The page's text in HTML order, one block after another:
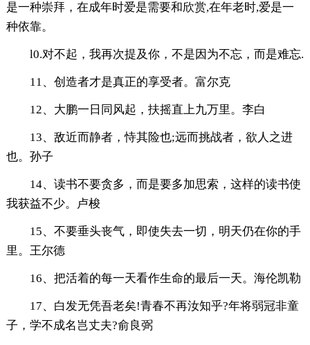
是一种崇拜，在成年时爱是需要和欣赏,在年老时,爱是一
种依靠。
l0.对不起，我再次提及你，不是因为不忘，而是难忘.
11、创造者才是真正的享受者。富尔克
12、大鹏一日同风起，扶摇直上九万里。李白
13、敌近而静者，恃其险也;远而挑战者，欲人之进
也。孙子
14、读书不要贪多，而是要多加思索，这样的读书使
我获益不少。卢梭
15、不要垂头丧气，即使失去一切，明天仍在你的手
里。王尔德
16、把活着的每一天看作生命的最后一天。海伦凯勒
17、白发无凭吾老矣!青春不再汝知乎?年将弱冠非童
子，学不成名岂丈夫?俞良弼